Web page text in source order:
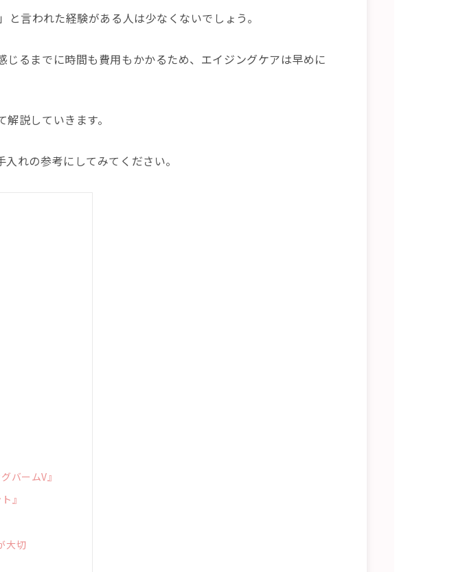
言われた経験がある人は少なくないでしょう。
るまでに時間も費用もかかるため、エイジングケアは早めに
説していきます。
れの参考にしてみてください。
グバームV』
』
大切